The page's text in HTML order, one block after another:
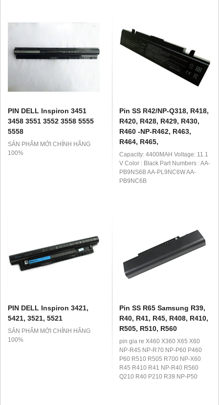
PIN DELL Inspiron 3451
3458 3551 3552 3558 5555
5558
SẢN PHẨM MỚI CHÍNH HÃNG
100%
Pin SS R42/NP-Q318, R418,
R420, R428, R429, R430,
R460 -NP-R462, R463,
R464, R465,
Capacity: 4400MAH Voltage: 11.1
V Color : Black Part Numbers : AA-
PB9NS6B AA-PL9NC6W AA-
PB9NC6B
PIN DELL Inspiron 3421,
5421, 3521, 5521
SẢN PHẨM MỚI CHÍNH HÃNG
100%
Pin SS R65 Samsung R39,
R40, R41, R45, R408, R410,
R505, R510, R560
pin gia re X460 X360 X65 X60
NP-R45 NP-R70 NP-P60 P460
P60 R510 R505 R700 NP-X60
R45 R410 R41 NP-R40 R560
Q210 R40 P210 R39 NP-P50